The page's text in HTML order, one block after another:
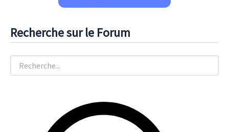
Recherche sur le Forum